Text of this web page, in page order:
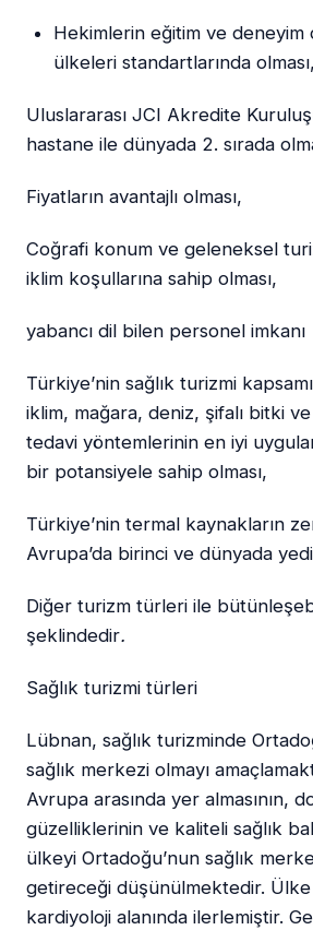
Hekimlerin eğitim ve deneyim
ülkeleri standartlarında olması,
Uluslararası JCI Akredite
hastane ile dünyada 2. sırada
Fiyatların avantajlı olması,
Coğrafi konum ve geleneksel
iklim koşullarına sahip olması,
yabancı dil bilen personel imkanı
Türkiye’nin sağlık turizmi
iklim, mağara, deniz, şifalı bitki
tedavi yöntemlerinin en iyi
bir potansiyele sahip olması,
Türkiye’nin termal kaynakların
Avrupa’da birinci ve dünyada
Diğer turizm türleri ile
şeklindedir.
Sağlık turizmi türleri
Lübnan, sağlık turizminde
sağlık merkezi olmayı
Avrupa arasında yer almasının,
güzelliklerinin ve kaliteli sağlık
ülkeyi Ortadoğu’nun sağlık
getireceği düşünülmektedir.
kardiyoloji alanında ilerlemiştir.